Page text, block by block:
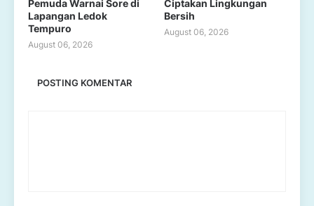
Pemuda Warnai Sore di
Lapangan Ledok
Tempuro
August 06, 2026
Ciptakan Lingkungan
Bersih
August 06, 2026
POSTING KOMENTAR